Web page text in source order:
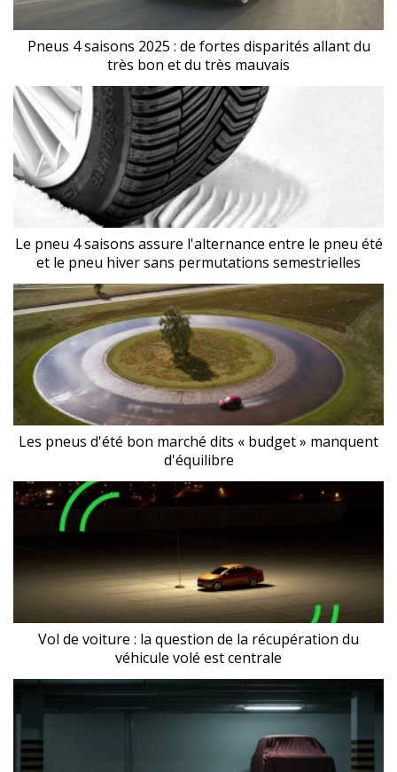
Pneus 4 saisons 2025 : de fortes disparités allant du
très bon et du très mauvais
Le pneu 4 saisons assure l'alternance entre le pneu été
et le pneu hiver sans permutations semestrielles
Les pneus d'été bon marché dits « budget » manquent
d'équilibre
Vol de voiture : la question de la récupération du
véhicule volé est centrale